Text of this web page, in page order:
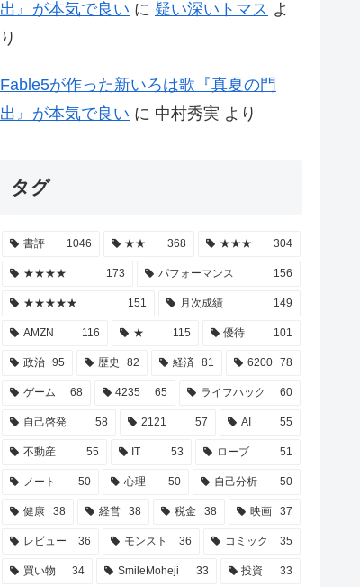
出』が本気で良い に 疑い深いトマス よ
り
Fable5が作った新いろは歌『真夏の門
出』が本気で良い に 中村秀実 より
タグ
書評 1046 ★★ 368 ★★★ 304
★★★★ 173 パフォーマンス 156
★★★★★ 151 月次成績 149
AMZN 116 ★ 115 優待 101
政治 95 歴史 82 経済 81 6200 78
ゲーム 68 4235 65 ライフハック 60
自己啓発 58 2121 57 AI 55
不動産 55 IT 53 ローブ 51
ノート 50 心理 50 自己分析 50
健康 38 経営 38 税金 38 映画 37
レビュー 36 モンスト 36 コミック 35
買い物 34 SmileMoheji 33 投資 33